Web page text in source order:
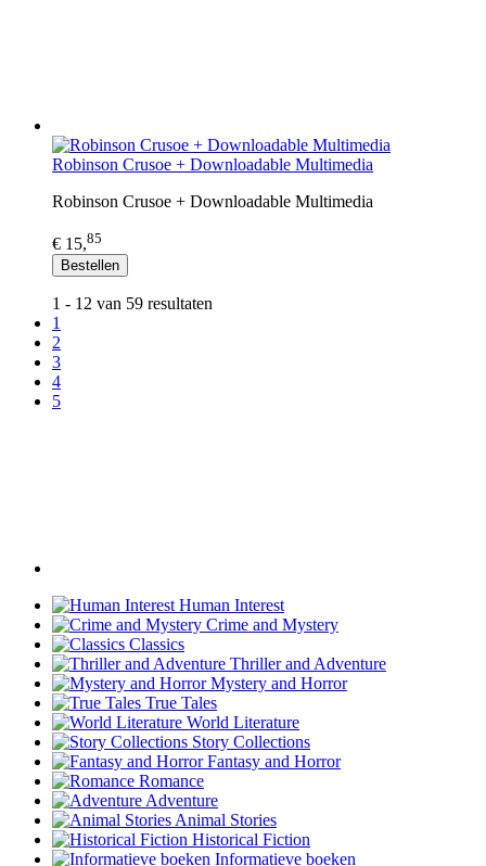
Robinson Crusoe + Downloadable Multimedia
Robinson Crusoe + Downloadable Multimedia
€ 15,85
Bestellen
1 - 12 van 59 resultaten
1
2
3
4
5
Human Interest
Crime and Mystery
Classics
Thriller and Adventure
Mystery and Horror
True Tales
World Literature
Story Collections
Fantasy and Horror
Romance
Adventure
Animal Stories
Historical Fiction
Informatieve boeken